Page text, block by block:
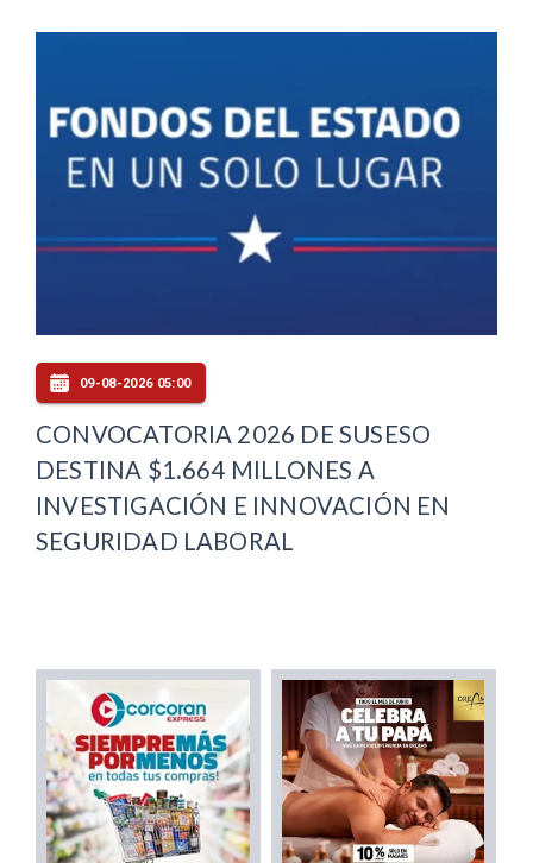
09-08-2026 05:00
CONVOCATORIA 2026 DE SUSESO
DESTINA $1.664 MILLONES A
INVESTIGACIÓN E INNOVACIÓN EN
SEGURIDAD LABORAL